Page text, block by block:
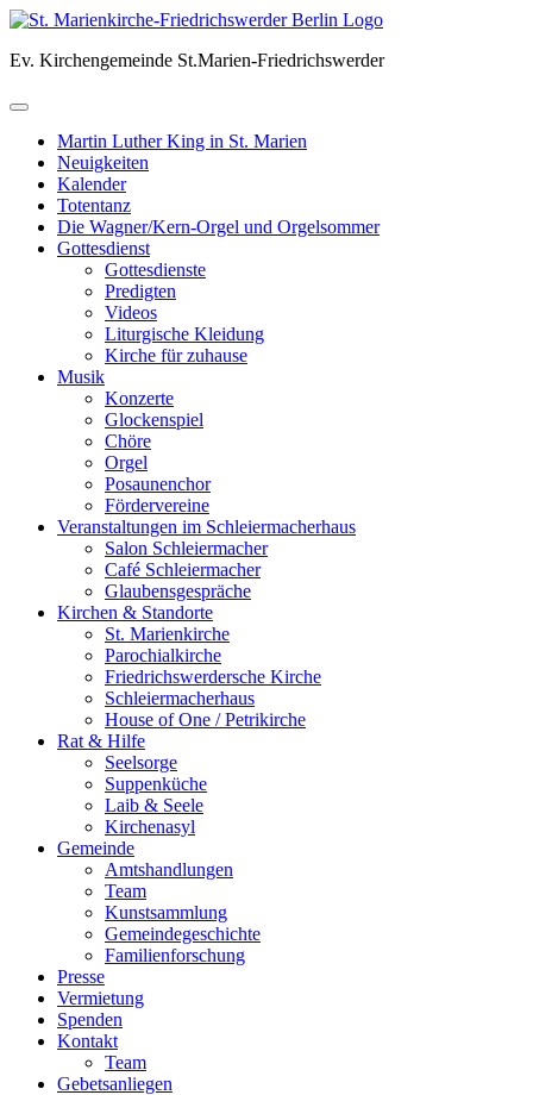
Skip
content
Ev. Kirchengemeinde St.Marien-Friedrichswerder
Martin Luther King in St. Marien
Neuigkeiten
Kalender
Totentanz
Die Wagner/Kern-Orgel und Orgelsommer
Gottesdienst
Gottesdienste
Predigten
Videos
Liturgische Kleidung
Kirche für zuhause
Musik
Konzerte
Glockenspiel
Chöre
Orgel
Posaunenchor
Fördervereine
Veranstaltungen im Schleiermacherhaus
Salon Schleiermacher
Café Schleiermacher
Glaubensgespräche
Kirchen & Standorte
St. Marienkirche
Parochialkirche
Friedrichswerdersche Kirche
Schleiermacherhaus
House of One / Petrikirche
Rat & Hilfe
Seelsorge
Suppenküche
Laib & Seele
Kirchenasyl
Gemeinde
Amtshandlungen
Team
Kunstsammlung
Gemeindegeschichte
Familienforschung
Presse
Vermietung
Spenden
Kontakt
Team
Gebetsanliegen